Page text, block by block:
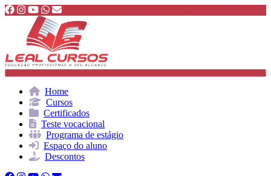
Home
Cursos
Certificados
Teste vocacional
Programa de estágio
Espaço do aluno
Descontos